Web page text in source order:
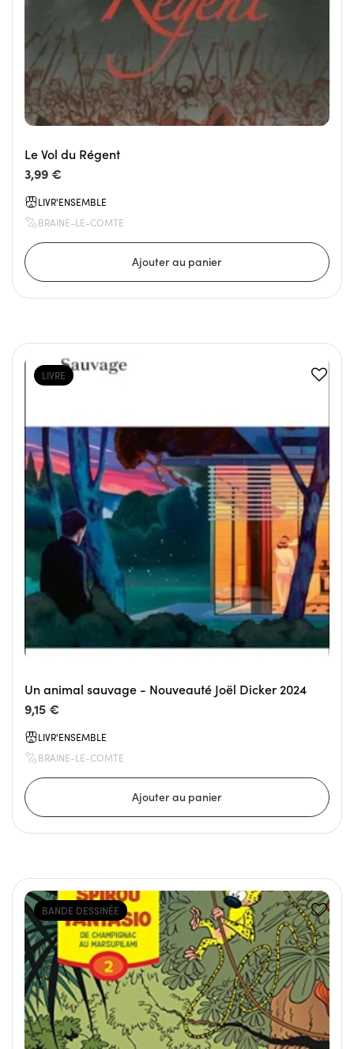
Le Vol du Régent
3,99 €
LIVR'ENSEMBLE
BRAINE-LE-COMTE
LIVRE
Un animal sauvage - Nouveauté Joël Dicker 2024
9,15 €
LIVR'ENSEMBLE
BRAINE-LE-COMTE
BANDE DESSINÉE